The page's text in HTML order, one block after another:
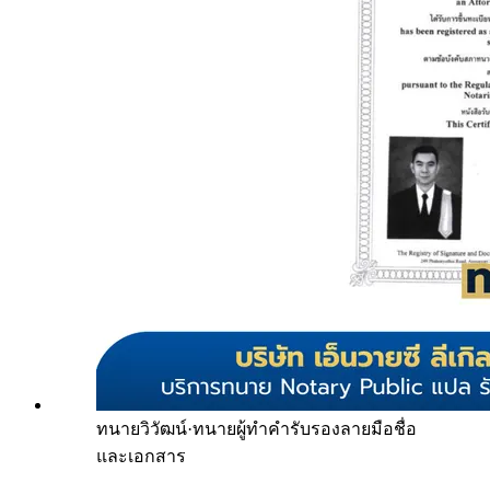
ทนายวิวัฒน์·ทนายผู้ทำคำรับรองลายมือชื่อ
และเอกสาร